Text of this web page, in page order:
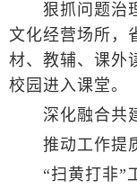
狠抓问题治
文化经营场所，
材、教辅、课外
校园进入课堂。
深化融合共
推动工作提
“扫黄打非”工